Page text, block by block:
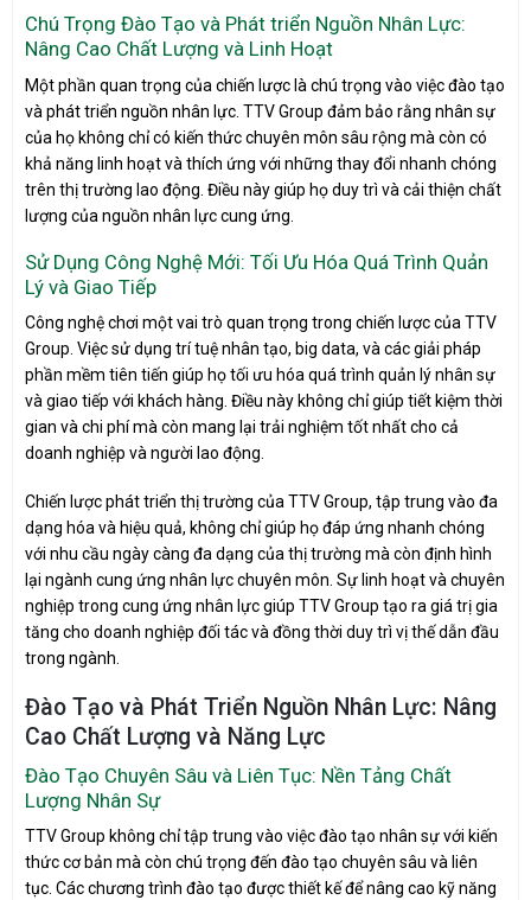
Chú Trọng Đào Tạo và Phát triển Nguồn Nhân Lực:
Nâng Cao Chất Lượng và Linh Hoạt
Một phần quan trọng của chiến lược là chú trọng vào việc đào tạo
và phát triển nguồn nhân lực. TTV Group đảm bảo rằng nhân sự
của họ không chỉ có kiến thức chuyên môn sâu rộng mà còn có
khả năng linh hoạt và thích ứng với những thay đổi nhanh chóng
trên thị trường lao động. Điều này giúp họ duy trì và cải thiện chất
lượng của nguồn nhân lực cung ứng.
Sử Dụng Công Nghệ Mới: Tối Ưu Hóa Quá Trình Quản
Lý và Giao Tiếp
Công nghệ chơi một vai trò quan trọng trong chiến lược của TTV
Group. Việc sử dụng trí tuệ nhân tạo, big data, và các giải pháp
phần mềm tiên tiến giúp họ tối ưu hóa quá trình quản lý nhân sự
và giao tiếp với khách hàng. Điều này không chỉ giúp tiết kiệm thời
gian và chi phí mà còn mang lại trải nghiệm tốt nhất cho cả
doanh nghiệp và người lao động.
Chiến lược phát triển thị trường của TTV Group, tập trung vào đa
dạng hóa và hiệu quả, không chỉ giúp họ đáp ứng nhanh chóng
với nhu cầu ngày càng đa dạng của thị trường mà còn định hình
lại ngành cung ứng nhân lực chuyên môn. Sự linh hoạt và chuyên
nghiệp trong cung ứng nhân lực giúp TTV Group tạo ra giá trị gia
tăng cho doanh nghiệp đối tác và đồng thời duy trì vị thế dẫn đầu
trong ngành.
Đào Tạo và Phát Triển Nguồn Nhân Lực: Nâng
Cao Chất Lượng và Năng Lực
Đào Tạo Chuyên Sâu và Liên Tục: Nền Tảng Chất
Lượng Nhân Sự
TTV Group không chỉ tập trung vào việc đào tạo nhân sự với kiến
thức cơ bản mà còn chú trọng đến đào tạo chuyên sâu và liên
tục. Các chương trình đào tạo được thiết kế để nâng cao kỹ năng